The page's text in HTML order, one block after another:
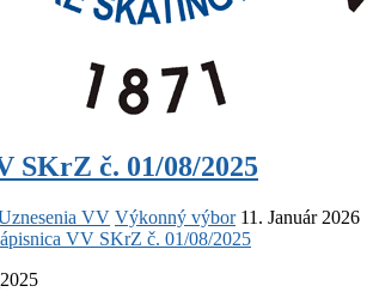
SKrZ č. 01/08/2025
VV Výkonný výbor 11. Január 2026
VV SKrZ č. 01/08/2025